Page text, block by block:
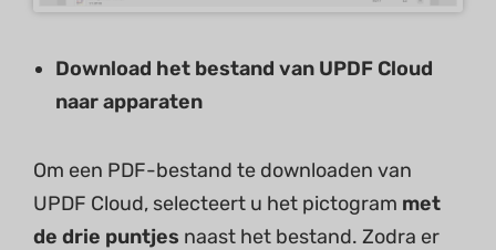
Download het bestand van UPDF Cloud
naar apparaten
Om een ​​PDF-bestand te downloaden van
UPDF Cloud, selecteert u het pictogram met
de drie puntjes naast het bestand. Zodra er